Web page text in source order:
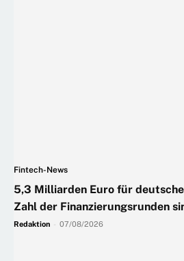
Fintech-News
5,3 Milliarden Euro für
Zahl der Finanzierungsrunden
Redaktion 07/08/2026